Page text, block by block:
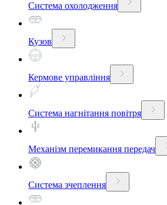
Система охолодження
Кузов
Кермове управління
Система нагнітання повітря
Механізм перемикання передач
Система зчеплення